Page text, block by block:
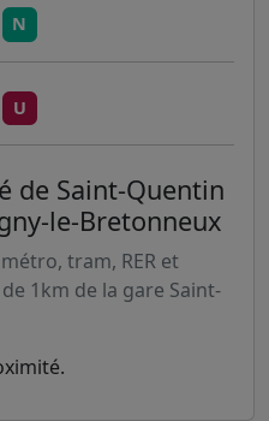
N
U
de Saint-Quentin
le-Bretonneux
tram, RER et
1km de la gare Saint-